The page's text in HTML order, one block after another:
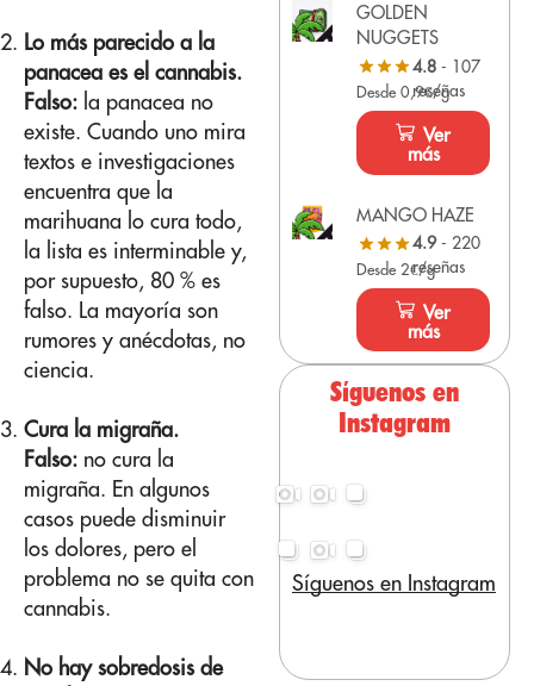
Lo más parecido a la
panacea es el cannabis.
Falso: la panacea no
existe. Cuando uno mira
textos e investigaciones
encuentra que la
marihuana lo cura todo,
la lista es interminable y,
por supuesto, 80 % es
falso. La mayoría son
rumores y anécdotas, no
ciencia.
Cura la migraña.
Falso: no cura la
migraña. En algunos
casos puede disminuir
los dolores, pero el
problema no se quita con
cannabis.
No hay sobredosis de
GOLDEN
NUGGETS
4.8- 107
reseñas
Desde 0,9€/g
Ver
más
MANGO HAZE
4.9- 220
reseñas
Desde 2€/g
Ver
más
Síguenos en
Instagram
Síguenos en Instagram